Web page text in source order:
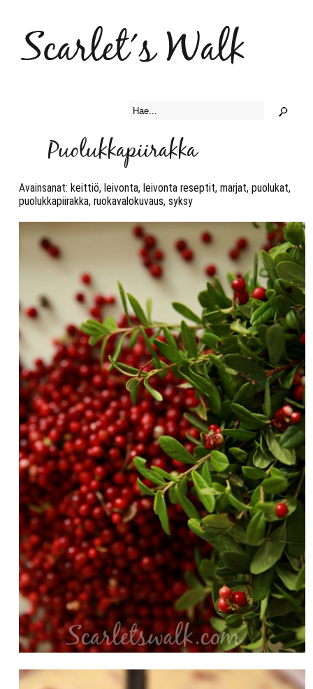
Scarlet´s Walk
Puolukkapiirakka
Avainsanat: keittiö, leivonta, leivonta reseptit, marjat, puolukat,
puolukkapiirakka, ruokavalokuvaus, syksy